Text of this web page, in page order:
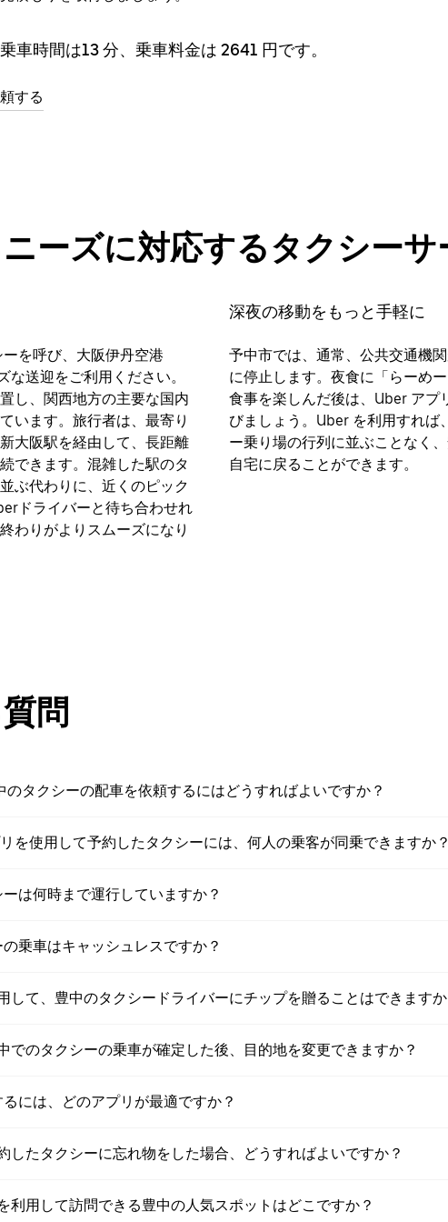
車時間は⁠13 分、乗車料金は 2641 円です。
する
ーズに対応するタクシーサ
を呼び、大阪伊丹空港
な送迎をご利用ください。
し、関西地方の主要な国内
います。旅行者は、最寄り
大阪駅を経由して、長距離
できます。混雑した駅のタ
ぶ代わりに、近くのピック
ドライバーと待ち合わせれ
わりがよりスムーズになり
深夜の移動をもっと手軽に
予中市では、通常、公共交通機
に停止します。夜食に「らーめ
食事を楽しんだ後は、Uber アプ
びましょう。Uber を利用すれば
ー乗り場の行列に並ぶことなく
自宅に戻ることができます。
問
のタクシーの配車を依頼するにはどうすればよいですか？
を使用して予約したタクシーには、何人の乗客が同乗できますか？
は何時まで運行していますか？
乗車はキャッシュレスですか？
して、豊中のタクシードライバーにチップを贈ることはできますか
でのタクシーの乗車が確定した後、目的地を変更できますか？
には、どのアプリが最適ですか？
したタクシーに忘れ物をした場合、どうすればよいですか？
利用して訪問できる豊中の人気スポットはどこですか？